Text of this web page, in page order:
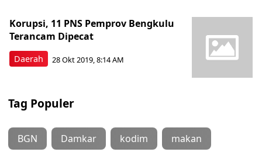
Daerah
Korupsi, 11 PNS Pemprov Bengkulu
Terancam Dipecat
28 Okt 2019, 8:14 AM
Tag Populer
BGN Damkar kodim makan